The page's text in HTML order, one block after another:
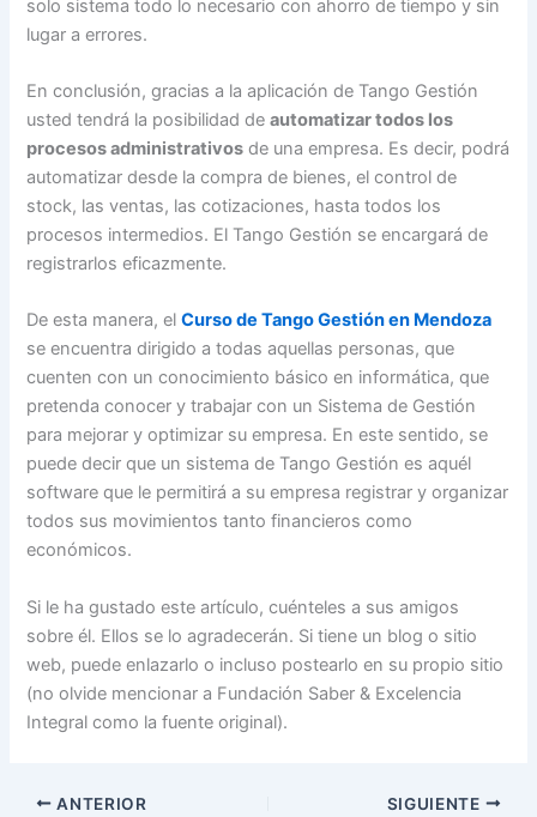
solo sistema todo lo necesario con ahorro de tiempo y sin
lugar a errores.
En conclusión, gracias a la aplicación de Tango Gestión
usted tendrá la posibilidad deautomatizar todos los
procesos administrativos de una empresa. Es decir, podrá
automatizar desde la compra de bienes, el control de
stock, las ventas, las cotizaciones, hasta todos los
procesos intermedios. El Tango Gestión se encargará de
registrarlos eficazmente.
De esta manera, elCurso de Tango Gestión en Mendoza
se encuentra dirigido a todas aquellas personas, que
cuenten con un conocimiento básico en informática, que
pretenda conocer y trabajar con un Sistema de Gestión
para mejorar y optimizar su empresa. En este sentido, se
puede decir que un sistema de Tango Gestión es aquél
software que le permitirá a su empresa registrar y organizar
todos sus movimientos tanto financieros como
económicos.
Si le ha gustado este artículo, cuénteles a sus amigos
sobre él. Ellos se lo agradecerán. Si tiene un blog o sitio
web, puede enlazarlo o incluso postearlo en su propio sitio
(no olvide mencionar a Fundación Saber & Excelencia
Integral como la fuente original).
ANTERIOR SIGUIENTE